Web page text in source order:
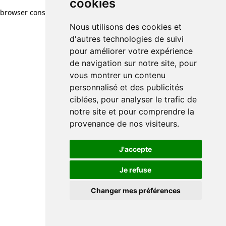
cookies
Nous utilisons des cookies et
d'autres technologies de suivi
pour améliorer votre expérience
de navigation sur notre site, pour
vous montrer un contenu
personnalisé et des publicités
ciblées, pour analyser le trafic de
notre site et pour comprendre la
provenance de nos visiteurs.
J'accepte
Je refuse
Changer mes préférences
browser console for more information)